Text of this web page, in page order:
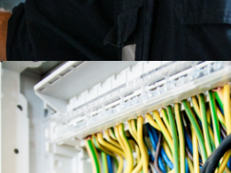
CZYTAJ WIĘCEJ